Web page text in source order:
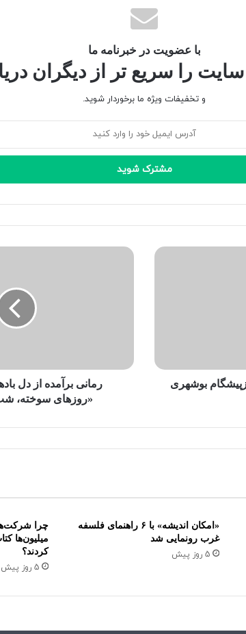
با عضویت در خبرنامه ما
را سریع تر از دیگران
و تخفیفات ویژه ما برخوردار شوید.
بوشهری
«روزهای سوخته،
«امکان اندیشه» با ۶ راهنمای فلسفه
غرب رونمایی شد
5 روز پیش
چرا
میلیون‌ها
کردند؟
5 روز پیش